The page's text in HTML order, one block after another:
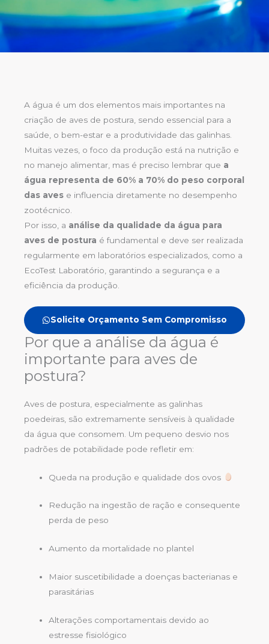
A água é um dos elementos mais importantes na
criação de aves de postura, sendo essencial para a
saúde, o bem-estar e a produtividade das galinhas.
Muitas vezes, o foco da produção está na nutrição e
no manejo alimentar, mas é preciso lembrar que a
água representa de 60% a 70% do peso corporal
das aves e influencia diretamente no desempenho
zootécnico.
Por isso, a análise da qualidade da água para
aves de postura é fundamental e deve ser realizada
regularmente em laboratórios especializados, como a
EcoTest Laboratório, garantindo a segurança e a
eficiência da produção.
Solicite Orçamento Sem Compromisso
Por que a análise da água é
importante para aves de
postura?
Aves de postura, especialmente as galinhas
poedeiras, são extremamente sensíveis à qualidade
da água que consomem. Um pequeno desvio nos
padrões de potabilidade pode refletir em:
Queda na produção e qualidade dos ovos
Redução na ingestão de ração e consequente
perda de peso
Aumento da mortalidade no plantel
Maior suscetibilidade a doenças bacterianas e
parasitárias
Alterações comportamentais devido ao
estresse fisiológico